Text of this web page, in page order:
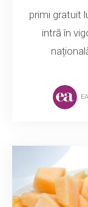
primi gratuit
intră în